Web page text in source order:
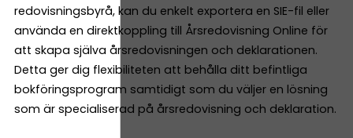
redovisningsbyrå, kan du enkelt exportera en SIE-fil eller
använda en direktkoppling till Årsredovisning Online för
att skapa själva årsredovisningen och deklarationen.
Detta ger dig flexibiliteten att behålla ditt befintliga
bokföringsprogram samtidigt som du väljer en lösning
som är specialiserad på årsredovisning och deklaration.